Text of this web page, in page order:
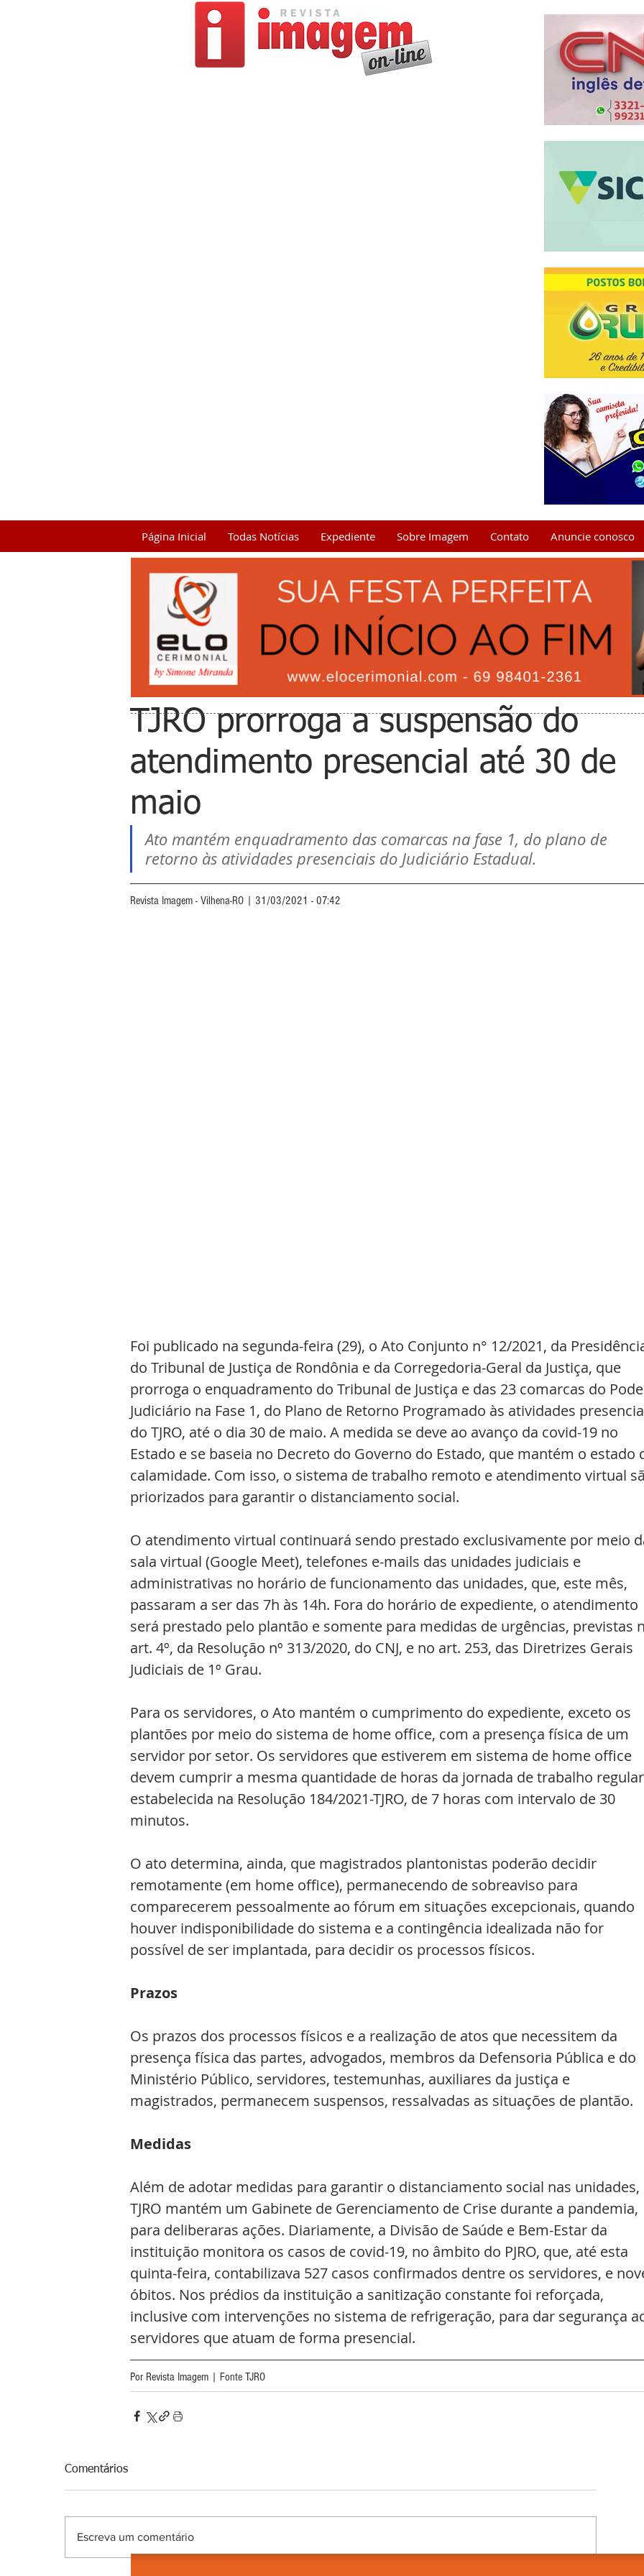
Página Inicial Todas Notícias Expediente Sobre Imagem Contato Anuncie conosco
TJRO prorroga a suspensão do
atendimento presencial até 30 de
maio
Ato mantém enquadramento das comarcas na fase 1, do plano de
retorno às atividades presenciais do Judiciário Estadual.
Revista Imagem - Vilhena-RO | 31/03/2021 - 07:42
Foi publicado na segunda-feira (29), o Ato Conjunto n° 12/2021, da
do Tribunal de Justiça de Rondônia e da Corregedoria-Geral da Justiça, que
prorroga o enquadramento do Tribunal de Justiça e das 23 comarcas do
Judiciário na Fase 1, do Plano de Retorno Programado às atividades
do TJRO, até o dia 30 de maio. A medida se deve ao avanço da covid-19 no
Estado e se baseia no Decreto do Governo do Estado, que mantém o estado
calamidade. Com isso, o sistema de trabalho remoto e atendimento virtual
priorizados para garantir o distanciamento social.
O atendimento virtual continuará sendo prestado exclusivamente por meio
sala virtual (Google Meet), telefones e-mails das unidades judiciais e
administrativas no horário de funcionamento das unidades, que, este mês,
passaram a ser das 7h às 14h. Fora do horário de expediente, o atendimento
será prestado pelo plantão e somente para medidas de urgências, previstas
art. 4º, da Resolução nº 313/2020, do CNJ, e no art. 253, das Diretrizes Gerais
Judiciais de 1º Grau.
Para os servidores, o Ato mantém o cumprimento do expediente, exceto os
plantões por meio do sistema de home office, com a presença física de um
servidor por setor. Os servidores que estiverem em sistema de home office
devem cumprir a mesma quantidade de horas da jornada de trabalho
estabelecida na Resolução 184/2021-TJRO, de 7 horas com intervalo de 30
minutos.
O ato determina, ainda, que magistrados plantonistas poderão decidir
remotamente (em home office), permanecendo de sobreaviso para
comparecerem pessoalmente ao fórum em situações excepcionais, quando
houver indisponibilidade do sistema e a contingência idealizada não for
possível de ser implantada, para decidir os processos físicos.
Prazos
Os prazos dos processos físicos e a realização de atos que necessitem da
presença física das partes, advogados, membros da Defensoria Pública e do
Ministério Público, servidores, testemunhas, auxiliares da justiça e
magistrados, permanecem suspensos, ressalvadas as situações de plantão.
Medidas
Além de adotar medidas para garantir o distanciamento social nas
TJRO mantém um Gabinete de Gerenciamento de Crise durante a pandemia,
para deliberaras ações. Diariamente, a Divisão de Saúde e Bem-Estar da
instituição monitora os casos de covid-19, no âmbito do PJRO, que, até esta
quinta-feira, contabilizava 527 casos confirmados dentre os servidores, e
óbitos. Nos prédios da instituição a sanitização constante foi reforçada,
inclusive com intervenções no sistema de refrigeração, para dar segurança
servidores que atuam de forma presencial.
Por Revista Imagem | Fonte TJRO
Comentários
Escreva um comentário